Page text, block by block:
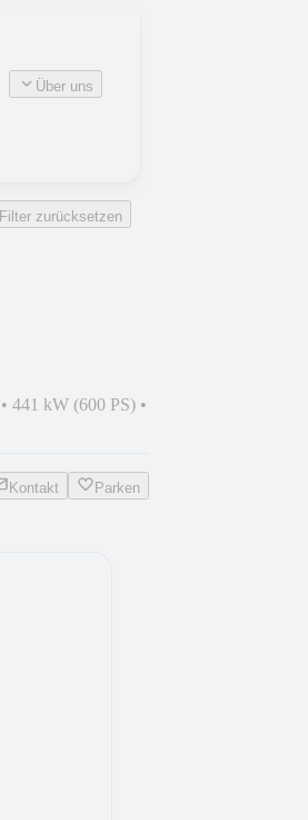
Über uns
Filter zurücksetzen
• 441 kW (600 PS) •
Kontakt Parken